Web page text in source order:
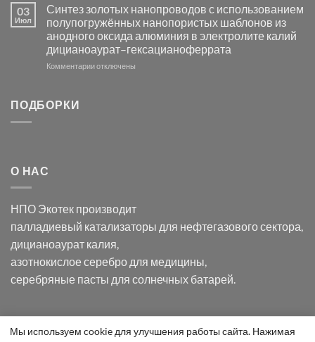
в
видимом
свете
с
помощью
модификации
серебра
с
электродов
серебра
и
03
Июл
Синтез золотых нанопроводов с использованием
полупогружённых нанопористых шаблонов из
анодного оксида алюминия в электролите калий
дицианоаурат–гексацианоферрата
Комментариик
оксида
в
электролите
калий
дицианоаурат–
гексацианоферрата
отключены
ПОДБОРКИ
О НАС
НПО Экотек производит
палладиевый катализаторы для нефтегазового сектора,
дицианоаурат калия,
азотнокислое серебро для медицины,
серебряные пасты для солнечных батарей.
ООО "Экотек" 2026 ©Внимание! Все указанные сведения
Уведомление
Мы используем cookie для улучшения работы сайта. Нажимая